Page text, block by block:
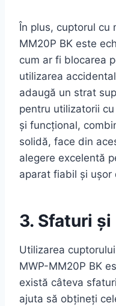
În plus, cuptorul cu
MM20P BK este
cum ar fi blocarea
utilizarea
adaugă un strat
pentru utilizatorii
și funcțional,
solidă, face din
alegere excelentă
aparat fiabil și ușor
3. Sfaturi și
Utilizarea
MWP-MM20P BK
există câteva
ajuta să obțineți